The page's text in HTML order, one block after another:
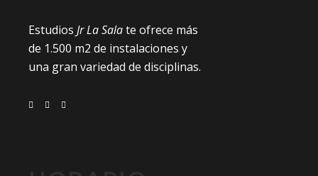
EstudiosJr La Salate ofrece más
de 1.500 m2 de instalaciones y
una gran variedad de disciplinas.